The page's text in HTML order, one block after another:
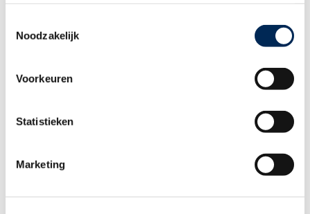
Noodzakelijk
Voorkeuren
Statistieken
Marketing
Nederland | Onbelaste kilometervergoeding omhoog met